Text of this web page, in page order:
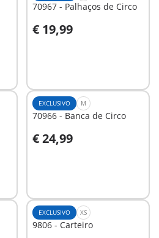
70967 - Palhaços de Circo
€ 19,99
Ao carrinho
EXCLUSIVO M
70966 - Banca de Circo
€ 24,99
Ao carrinho
EXCLUSIVO XS
9806 - Carteiro